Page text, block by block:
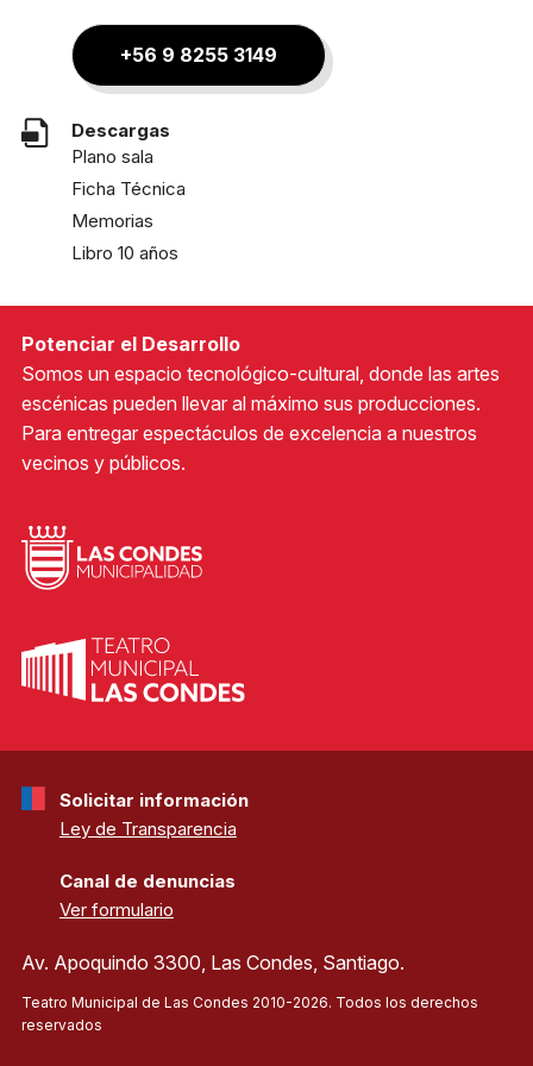
+56 9 8255 3149
Descargas
Plano sala
Ficha Técnica
Memorias
Libro 10 años
Potenciar el Desarrollo
Somos un espacio tecnológico-cultural, donde las artes
escénicas pueden llevar al máximo sus producciones.
Para entregar espectáculos de excelencia a nuestros
vecinos y públicos.
Solicitar información
Ley de Transparencia
Canal de denuncias
Ver formulario
Av. Apoquindo 3300, Las Condes, Santiago.
Teatro Municipal de Las Condes 2010-2026. Todos los derechos
reservados